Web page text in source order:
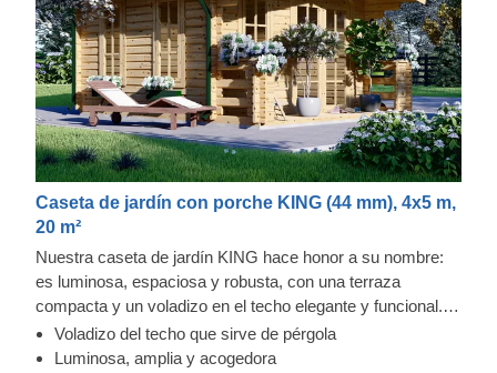
Caseta de jardín con porche KING (44 mm), 4x5 m,
20 m²
Nuestra caseta de jardín KING hace honor a su nombre:
es luminosa, espaciosa y robusta, con una terraza
compacta y un voladizo en el techo elegante y funcional.
Podría convertirse en su lugar de descanso favorito en el
jardín. Esta encantadora caseta también es ideal como
Voladizo del techo que sirve de pérgola
Luminosa, amplia y acogedora